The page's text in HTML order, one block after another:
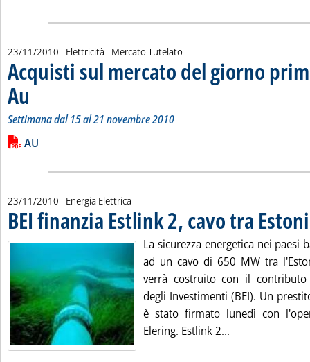
23/11/2010 - Elettricità - Mercato Tutelato
Acquisti sul mercato del giorno
Au . Sottotitolo: Settimana dal 15 al 21 novembre 2010
. Pubblicata martedì 23 novembre 2010 alle 15.12.
Settimana dal 15 al 21 novembre 2010
Leggi tutta la notizia: 'Acquisti sul mercato del giorno prima
Lista allegati PDF alla notizia
AU
23/11/2010 - Energia Elettrica
BEI finanzia Estlink 2, cavo tra
La sicurezza energetica nei paesi
ad un cavo di 650 MW tra
verrà costruito con il contributo
degli Investimenti (BEI). Un
è stato firmato lunedì con
Elering. Estlink 2...